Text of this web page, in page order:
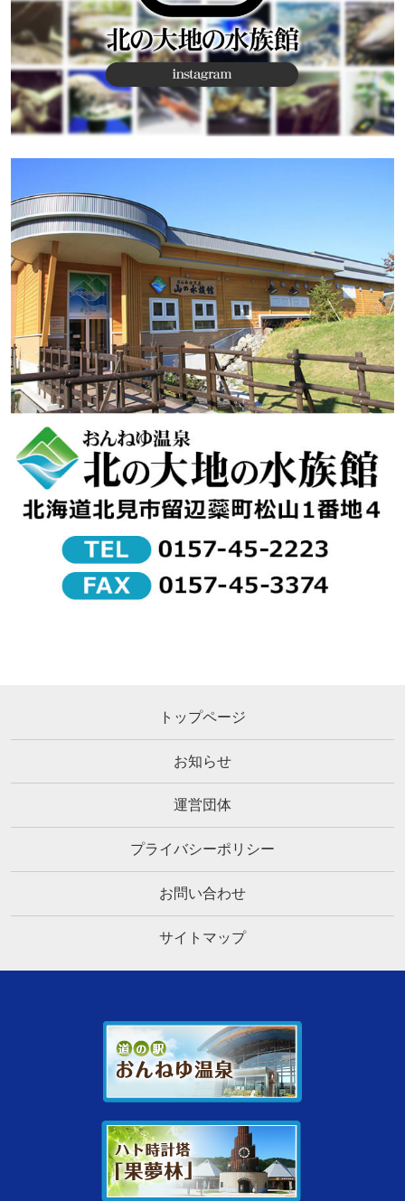
トップページ
お知らせ
運営団体
プライバシーポリシー
お問い合わせ
サイトマップ